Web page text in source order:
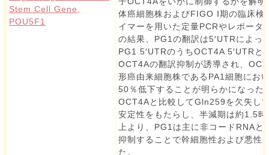
Stem Cell Gene,
POU5F1
体癌細胞株およびFIGO Ⅰ期の臨床
イマーを用いた定量PCRやレポータ
の結果、PG1の翻訳は5′UTRによっ
PG1 5′UTRのうちOCT4A 5′UTRと
OCT4Aの翻訳抑制が誘導され、
形癌由来細胞株であるPA1細胞にお
50％低下することが明らかになった
OCT4Aと比較してGln259を欠失し
安定性をもたらし、半減期は約1.5
上より、PG1は主に非コードRNA
抑制することで幹細胞性および悪性
た。